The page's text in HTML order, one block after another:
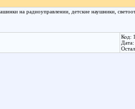
на радиоуправлении, детские наушники,
Код: